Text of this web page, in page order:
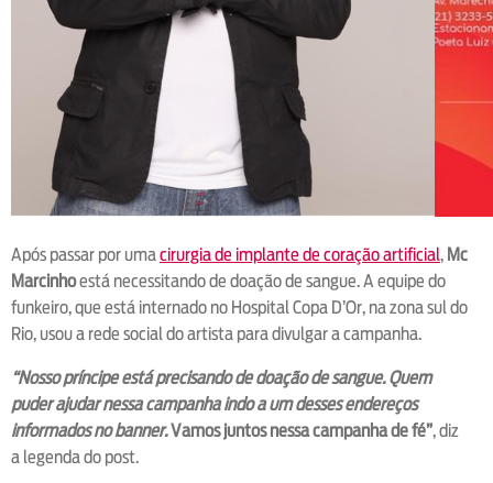
Após passar por umacirurgia de implante de coração artificial, Mc
Marcinhoestá necessitando de doação de sangue. A equipe do
funkeiro, que está internado no Hospital Copa D’Or, na zona sul do
Rio, usou a rede social do artista para divulgar a campanha.
“Nosso príncipe está precisando de doação de sangue. Quem
puder ajudar nessa campanha indo a um desses endereços
informados no banner.Vamos juntos nessa campanha de fé”, diz
a legenda do post.